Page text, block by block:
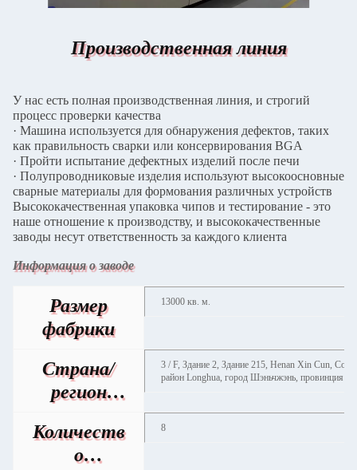
Производственная линия
У нас есть полная производственная линия, и строгий
процесс проверки качества
· Машина используется для обнаружения дефектов, таких
как правильность сварки или консервирования BGA
· Пройти испытание дефектных изделий после печи
· Полупроводниковые изделия используют высокоосновные
сварные материалы для формования различных устройств
Высококачественная упаковка чипов и тестирование - это
наше отношение к производству, и высококачественные
заводы несут ответственность за каждого клиента
Информация о заводе
Размер
фабрики
13000 кв. м.
Страна/
регион
тва
3 / F, Здание 2, Здание 215, Henan Xin Cun,
район Longhua, город Шэньчжэнь, провинция
Количеств
о
8